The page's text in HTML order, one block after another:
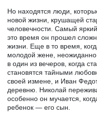
Но находятся люди,
новой жизни, крушащей
человечности. Самый
это время он прошел
жизни. Еще в то время,
молодой жене,
в один из вечеров, когда
становятся тайными
своей измене, и Иван
деревню. Николай
особенно он мучается,
ребенок — его сын.